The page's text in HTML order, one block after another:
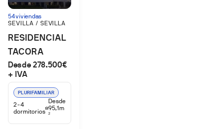
54 viviendas
SEVILLA / SEVILLA
RESIDENCIAL
TACORA
Desde 278.500€
+ IVA
PLURIFAMILIAR
2-4
dormitorios
Desde
95,1m
2